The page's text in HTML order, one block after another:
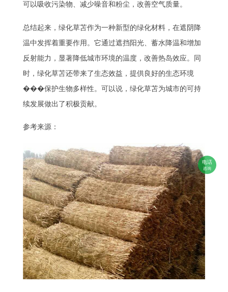
电话
咨询
可以吸收污染物、减少噪音和粉尘，改善空气质量。
总结起来，绿化草苫作为一种新型的绿化材料，在遮阴降
温中发挥着重要作用。它通过遮挡阳光、蓄水降温和增加
反射能力，显著降低城市环境的温度，改善热岛效应。同
时，绿化草苫还带来了生态效益，提供良好的生态环境
���保护生物多样性。可以说，绿化草苫为城市的可持
续发展做出了积极贡献。
参考来源：